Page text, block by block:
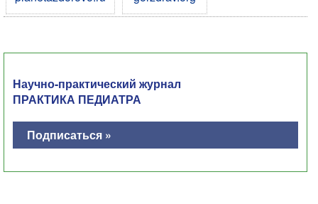
Научно-практический журнал
ПРАКТИКА ПЕДИАТРА
Подписаться »